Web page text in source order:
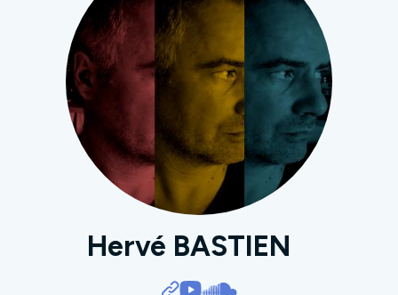
Hervé BASTIEN